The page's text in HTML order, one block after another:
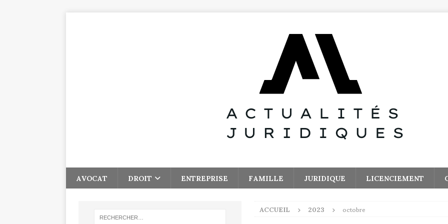
AVOCAT DROIT ENTREPRISE FAMILLE JURIDIQUE LICENCIEMENT
ACCUEIL 2023 octobre